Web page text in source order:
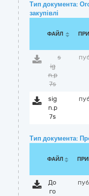
Тип документа:
закупівлі
ФАЙЛ
s
ig
n.p
7s
sig
n.p
7s
Тип документа:
ФАЙЛ
До
го